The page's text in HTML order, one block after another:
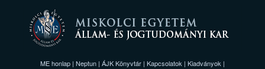
ME honlap | Neptun | ÁJK Könyvtár | Kapcsolatok | Kiadványok |